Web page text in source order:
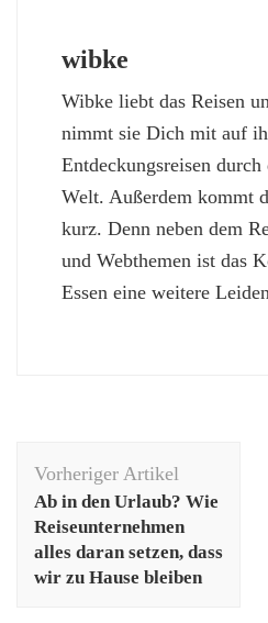
wibke
Wibke liebt das Reisen
nimmt sie Dich mit auf
Entdeckungsreisen
Welt. Außerdem kommt
kurz. Denn neben dem
und Webthemen ist das
Essen eine weitere
Vorheriger Artikel
Ab in den Urlaub? Wie
Reiseunternehmen
alles daran setzen, dass
wir zu Hause bleiben